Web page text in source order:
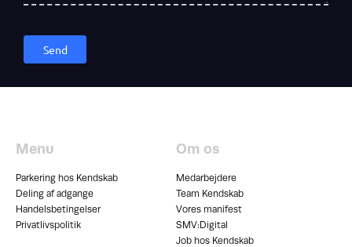
Send
Menu
Parkering hos Kendskab
Deling af adgange
Handelsbetingelser
Privatlivspolitik
Om os
Medarbejdere
Team Kendskab
Vores manifest
SMV:Digital
Job hos Kendskab